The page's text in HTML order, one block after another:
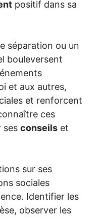
positif dans sa
séparation ou un
bouleversent
et aux autres,
et renforcent
ces
ses conseils et
sur ses
sociales
Identifier les
observer les